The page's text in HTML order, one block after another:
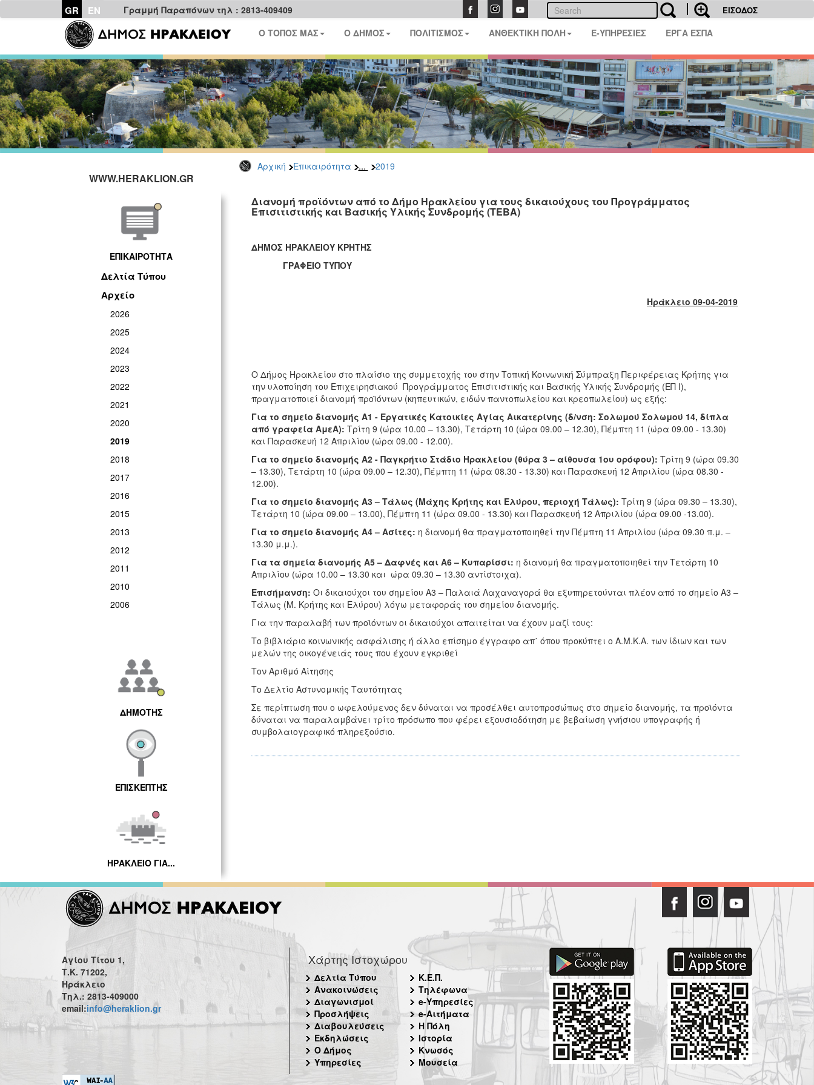
GR EN Γραμμή Παραπόνων τηλ : 2813-409409 ΕΙΣΟΔΟΣ
Ο ΤΟΠΟΣ ΜΑΣ Ο ΔΗΜΟΣ ΠΟΛΙΤΙΣΜΟΣ ΑΝΘΕΚΤΙΚΗ ΠΟΛΗ E-ΥΠΗΡΕΣΙΕΣ ΕΡΓΑ ΕΣΠΑ
Αρχική Επικαιρότητα ... 2019
WWW.HERAKLION.GR
ΕΠΙΚΑΙΡΟΤΗΤΑ
Δελτία Τύπου
Αρχείο
2026
2025
2024
2023
2022
2021
2020
2019
2018
2017
2016
2015
2013
2012
2011
2010
2006
ΔΗΜΟΤΗΣ
ΕΠΙΣΚΕΠΤΗΣ
ΗΡΑΚΛΕΙΟ ΓΙΑ...
Διανομή προϊόντων από το Δήμο Ηρακλείου για τους δικαιούχους του Προγράμματος
Επισιτιστικής και Βασικής Υλικής Συνδρομής (ΤΕΒΑ)
ΔΗΜΟΣ ΗΡΑΚΛΕΙΟΥ ΚΡΗΤΗΣ
ΓΡΑΦΕΙΟ ΤΥΠΟΥ
Ηράκλειο 09-04-2019
Ο Δήμος Ηρακλείου στο πλαίσιο της συμμετοχής του στην Τοπική Κοινωνική Σύμπραξη Περιφέρειας Κρήτης για
την υλοποίηση του Επιχειρησιακού Προγράμματος Επισιτιστικής και Βασικής Υλικής Συνδρομής (ΕΠ Ι),
πραγματοποιεί διανομή προϊόντων (κηπευτικών, ειδών παντοπωλείου και κρεοπωλείου) ως εξής:
Για το σημείο διανομής Α1 - Εργατικές Κατοικίες Αγίας Αικατερίνης (δ/νση: Σολωμού Σολωμού 14, δίπλα
από γραφεία ΑμεΑ): Τρίτη 9 (ώρα 10.00 – 13.30), Τετάρτη 10 (ώρα 09.00 – 12.30), Πέμπτη 11 (ώρα 09.00 - 13.30)
και Παρασκευή 12 Απριλίου (ώρα 09.00 - 12.00).
Για το σημείο διανομής Α2 - Παγκρήτιο Στάδιο Ηρακλείου (θύρα 3 – αίθουσα 1ου ορόφου): Τρίτη 9 (ώρα 09.30
– 13.30), Τετάρτη 10 (ώρα 09.00 – 12.30), Πέμπτη 11 (ώρα 08.30 - 13.30) και Παρασκευή 12 Απριλίου (ώρα 08.30 -
12.00).
Για το σημείο διανομής Α3 – Τάλως (Μάχης Κρήτης και Ελύρου, περιοχή Τάλως): Τρίτη 9 (ώρα 09.30 – 13.30),
Τετάρτη 10 (ώρα 09.00 – 13.00), Πέμπτη 11 (ώρα 09.00 - 13.30) και Παρασκευή 12 Απριλίου (ώρα 09.00 -13.00).
Για το σημείο διανομής Α4 – Ασίτες: η διανομή θα πραγματοποιηθεί την Πέμπτη 11 Απριλίου (ώρα 09.30 π.μ. –
13.30 μ.μ.).
Για τα σημεία διανομής Α5 – Δαφνές και A6 – Κυπαρίσσι: η διανομή θα πραγματοποιηθεί την Τετάρτη 10
Απριλίου (ώρα 10.00 – 13.30 και ώρα 09.30 – 13.30 αντίστοιχα).
Επισήμανση: Οι δικαιούχοι του σημείου Α3 – Παλαιά Λαχαναγορά θα εξυπηρετούνται πλέον από το σημείο Α3 –
Τάλως (Μ. Κρήτης και Ελύρου) λόγω μεταφοράς του σημείου διανομής.
Για την παραλαβή των προϊόντων οι δικαιούχοι απαιτείται να έχουν μαζί τους:
Το βιβλιάριο κοινωνικής ασφάλισης ή άλλο επίσημο έγγραφο απ΄ όπου προκύπτει ο Α.Μ.Κ.Α. των ίδιων και των
μελών της οικογένειάς τους που έχουν εγκριθεί
Τον Αριθμό Αίτησης
Το Δελτίο Αστυνομικής Ταυτότητας
Σε περίπτωση που ο ωφελούμενος δεν δύναται να προσέλθει αυτοπροσώπως στο σημείο διανομής, τα προϊόντα
δύναται να παραλαμβάνει τρίτο πρόσωπο που φέρει εξουσιοδότηση με βεβαίωση γνήσιου υπογραφής ή
συμβολαιογραφικό πληρεξούσιο.
Αγίου Τίτου 1,
Τ.Κ. 71202,
Ηράκλειο
Τηλ.: 2813-409000
email:info@heraklion.gr
Χάρτης Ιστοχώρου
Δελτία Τύπου
Ανακοινώσεις
Διαγωνισμοί
Προσλήψεις
Διαβουλεύσεις
Εκδηλώσεις
Ο Δήμος
Υπηρεσίες
Κ.Ε.Π.
Τηλέφωνα
e-Υπηρεσίες
e-Αιτήματα
Η Πόλη
Ιστορία
Κνωσός
Μουσεία